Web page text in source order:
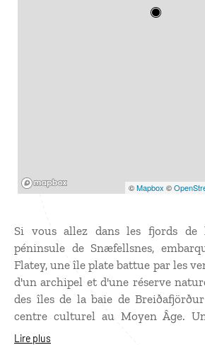
©Mapbox ©
Si vous allez dans les fjords
péninsule de Snæfellsnes,
Flatey, une île plate battue par les
d'un archipel et d'une réserve
des îles de la baie de
centre culturel au Moyen Âge.
d'ailleurs construit en 1172. Flatey
Lire plus